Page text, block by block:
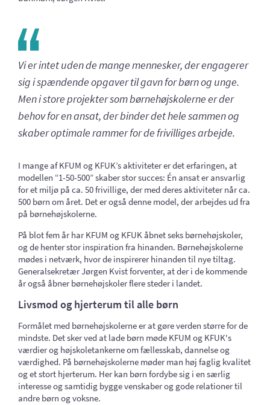
Vi er intet uden de mange mennesker, der engagerer
sig i spændende opgaver til gavn for børn og unge.
Men i store projekter som børnehøjskolerne er der
behov for en ansat, der binder det hele sammen og
skaber optimale rammer for de frivilliges arbejde.
I mange af KFUM og KFUK’s aktiviteter er det erfaringen, at
modellen “1-50-500” skaber stor succes: Én ansat er ansvarlig
for et miljø på ca. 50 frivillige, der med deres aktiviteter når ca.
500 børn om året. Det er også denne model, der arbejdes ud fra
på børnehøjskolerne.
På blot fem år har KFUM og KFUK åbnet seks børnehøjskoler,
og de henter stor inspiration fra hinanden. Børnehøjskolerne
mødes i netværk, hvor de inspirerer hinanden til nye tiltag.
Generalsekretær Jørgen Kvist forventer, at der i de kommende
år også åbner børnehøjskoler flere steder i landet.
Livsmod og hjerterum til alle børn
Formålet med børnehøjskolerne er at gøre verden større for de
mindste. Det sker ved at lade børn møde KFUM og KFUK's
værdier og højskoletankerne om fællesskab, dannelse og
værdighed. På børnehøjskolerne møder man høj faglig kvalitet
og et stort hjerterum. Her kan børn fordybe sig i en særlig
interesse og samtidig bygge venskaber og gode relationer til
andre børn og voksne.